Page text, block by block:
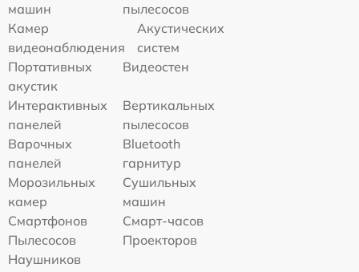
машин
пылесосов
Камер
видеонаблюдения
Акустических
систем
Портативных
акустик
Видеостен
Интерактивных
панелей
Вертикальных
пылесосов
Варочных
панелей
Bluetooth
гарнитур
Морозильных
камер
Сушильных
машин
Смартфонов
Смарт-часов
Пылесосов
Проекторов
Наушников